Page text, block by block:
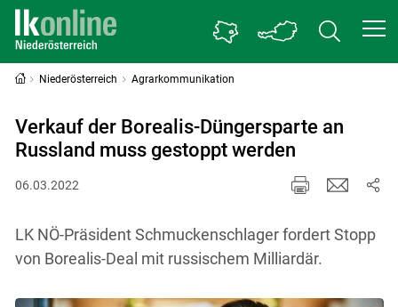
Niederösterreich Agrarkommunikation
Verkauf der Borealis-Düngersparte an
Russland muss gestoppt werden
06.03.2022
LK NÖ-Präsident Schmuckenschlager fordert Stopp
von Borealis-Deal mit russischem Milliardär.